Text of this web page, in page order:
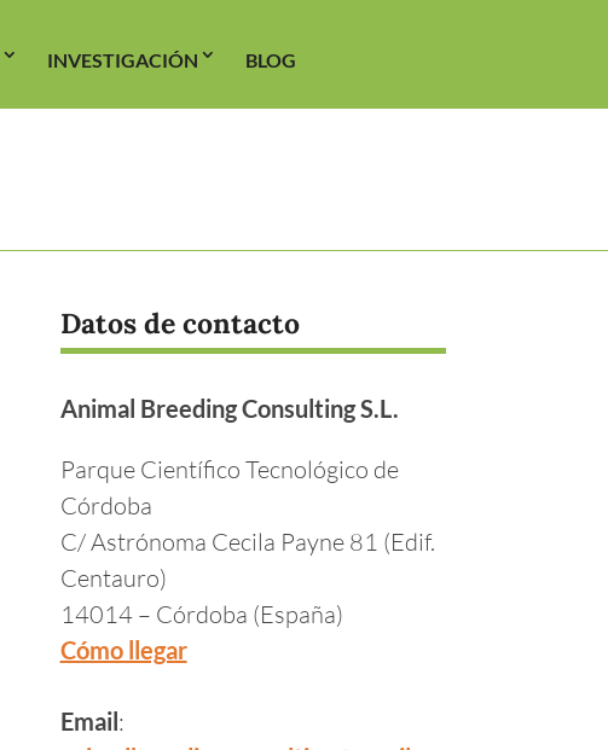
INVESTIGACIÓN BLOG
Datos de contacto
Animal Breeding Consulting S.L.
Parque Científico Tecnológico de
Córdoba
C/ Astrónoma Cecila Payne 81 (Edif.
Centauro)
14014 – Córdoba (España)
Cómo llegar
Email :